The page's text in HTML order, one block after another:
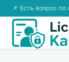
📌 Есть вопрос по